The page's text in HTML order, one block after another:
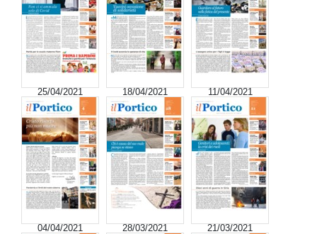
25/04/2021 18/04/2021 11/04/2021
04/04/2021 28/03/2021 21/03/2021